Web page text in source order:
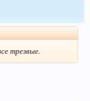
трезвые.